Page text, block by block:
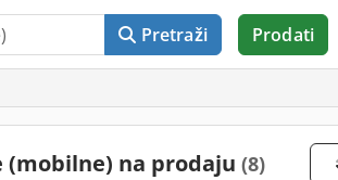
Pretraži Prodati
na prodaju (8)